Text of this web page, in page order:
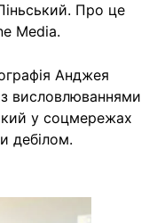
Про це
Media.
Анджея
висловлюваннями
у соцмережах
дебілом.